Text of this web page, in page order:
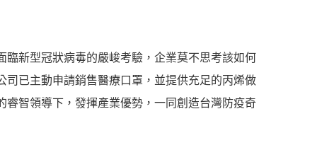
新型冠狀病毒的嚴峻考驗，企業莫不思考該如何
司已主動申請銷售醫療口罩，並提供充足的丙烯做
智領導下，發揮產業優勢，一同創造台灣防疫奇